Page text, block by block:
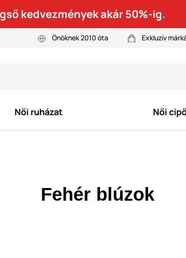
kedvezmények akár 50%-ig.
Önöknek 2010 óta Exkluzív
Női ruházat Női
Fehér blúzok